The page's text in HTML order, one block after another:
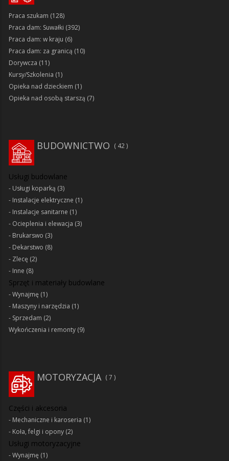
Praca szukam (128)
Praca dam: Suwałki (392)
Praca dam: w kraju (6)
Praca dam: za granicą (10)
Dorywcza (11)
Kursy/Szkolenia (1)
Opieka nad dzieckiem (1)
Opieka nad osobą starszą (7)
BUDOWNICTWO 42
Usługi budowlane
Usługi koparką (3)
Instalacje elektryczne (1)
Instalacje sanitarne (1)
Ocieplenia i elewacja (3)
Brukarswo (3)
Dekarstwo (8)
Zlecę (2)
Inne (8)
Sprzęt i materiały budowlane
Wynajmę (1)
Maszyny i narzędzia (1)
Sprzedam (2)
Wykończenia i remonty (9)
MOTORYZACJA 7
Części i akcesoria
Mechaniczne i karoseria (1)
Koła, felgi i opony (2)
Usługi motoryzacyjne
Wynajmę (1)